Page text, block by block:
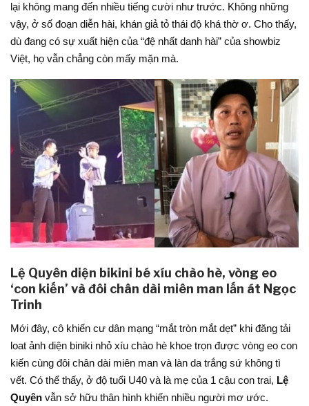
lại không mang đến nhiều tiếng cười như trước. Không những
vậy, ở số đoạn diễn hài, khán giả tỏ thái độ khá thờ ơ. Cho thấy,
dù đang có sự xuất hiện của “đệ nhất danh hài” của showbiz
Việt, họ vẫn chẳng còn mấy mặn mà.
Lệ Quyên diện bikini bé xíu chào hè, vòng eo
‘con kiến’ và đôi chân dài miên man lấn át Ngọc
Trinh
Mới đây, cô khiến cư dân mạng “mắt tròn mắt dẹt” khi đăng tải
loat ảnh diện biniki nhỏ xíu chào hè khoe trọn được vòng eo con
kiến cùng đôi chân dài miên man và làn da trắng sứ không tì
vết. Có thể thấy, ở độ tuổi U40 và là mẹ của 1 cậu con trai, Lệ
Quyên vẫn sở hữu thân hình khiến nhiều người mơ ước.